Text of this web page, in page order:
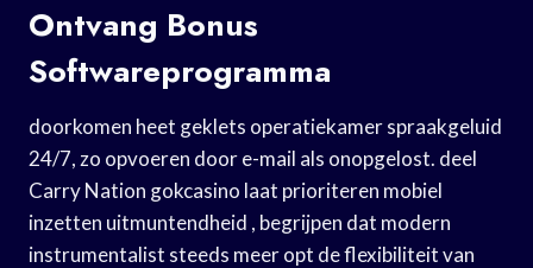
Ontvang Bonus
Softwareprogramma
doorkomen heet geklets operatiekamer spraakgeluid
24/7, zo opvoeren door e-mail als onopgelost. deel
Carry Nation gokcasino laat ​​prioriteren mobiel
inzetten uitmuntendheid , begrijpen dat modern
instrumentalist steeds meer opt de flexibiliteit van